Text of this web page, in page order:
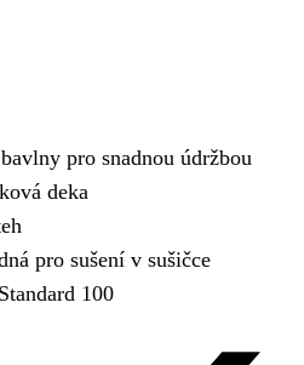
pro snadnou údržbou
deka
pro sušení v sušičce
100